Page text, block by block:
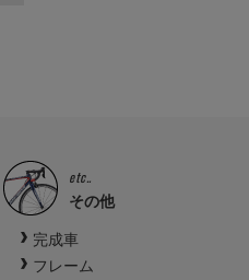
etc..
その他
完成車
フレーム